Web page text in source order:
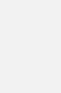
einmal
Sie